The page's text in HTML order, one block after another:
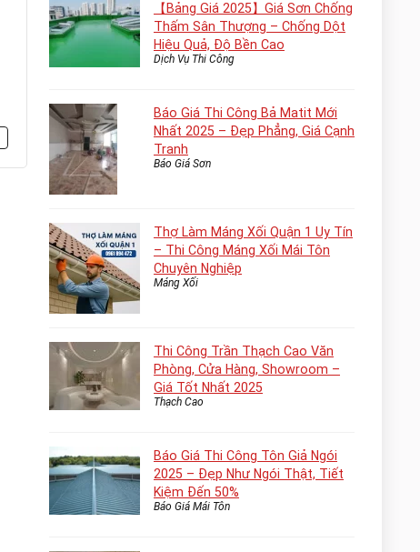
【Bảng Giá 2025】Giá Sơn Chống
Thấm Sân Thượng – Chống Dột
Hiệu Quả, Độ Bền Cao
Dịch Vụ Thi Công
Báo Giá Thi Công Bả Matit Mới
Nhất 2025 – Đẹp Phẳng, Giá Cạnh
Tranh
Báo Giá Sơn
Thợ Làm Máng Xối Quận 1 Uy Tín
– Thi Công Máng Xối Mái Tôn
Chuyên Nghiệp
Máng Xối
Thi Công Trần Thạch Cao Văn
Phòng, Cửa Hàng, Showroom –
Giá Tốt Nhất 2025
Thạch Cao
Báo Giá Thi Công Tôn Giả Ngói
2025 – Đẹp Như Ngói Thật, Tiết
Kiệm Đến 50%
Báo Giá Mái Tôn